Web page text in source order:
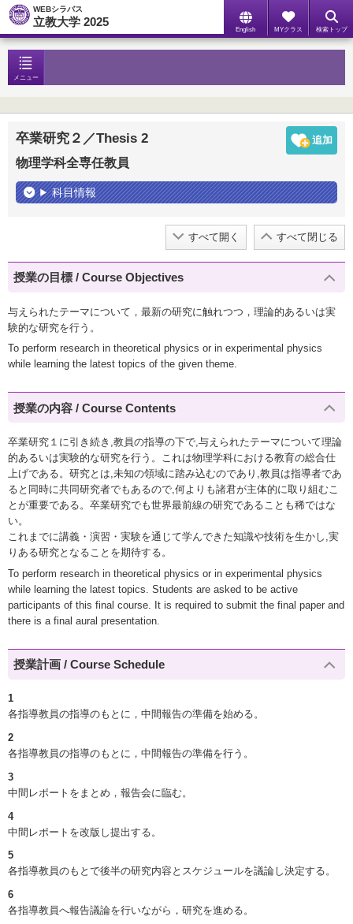
WEBシラバス
立教大学 2025
English MYクラス 検索トップ
メニュー
卒業研究２／Thesis 2
物理学科全専任教員
科目情報
すべて開く すべて閉じる
授業の目標 / Course Objectives
与えられたテーマについて，最新の研究に触れつつ，理論的あるいは実
験的な研究を行う。
To perform research in theoretical physics or in experimental physics
while learning the latest topics of the given theme.
授業の内容 / Course Contents
卒業研究１に引き続き,教員の指導の下で,与えられたテーマについて理論
的あるいは実験的な研究を行う。これは物理学科における教育の総合仕
上げである。研究とは,未知の領域に踏み込むのであり,教員は指導者であ
ると同時に共同研究者でもあるので,何よりも諸君が主体的に取り組むこ
とが重要である。卒業研究でも世界最前線の研究であることも稀ではな
い。
これまでに講義・演習・実験を通じて学んできた知識や技術を生かし,実
りある研究となることを期待する。
To perform research in theoretical physics or in experimental physics
while learning the latest topics. Students are asked to be active
participants of this final course. It is required to submit the final paper and
there is a final aural presentation.
授業計画 / Course Schedule
1
各指導教員の指導のもとに，中間報告の準備を始める。
2
各指導教員の指導のもとに，中間報告の準備を行う。
3
中間レポートをまとめ，報告会に臨む。
4
中間レポートを改版し提出する。
5
各指導教員のもとで後半の研究内容とスケジュールを議論し決定する。
6
各指導教員へ報告議論を行いながら，研究を進める。